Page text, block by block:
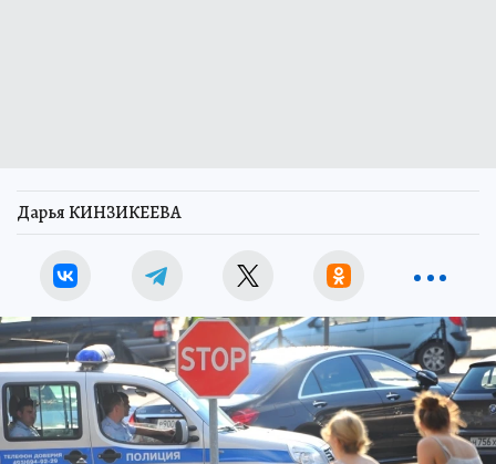
Дарья КИНЗИКЕЕВА